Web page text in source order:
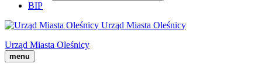
BIP
Urząd Miasta Oleśnicy
Urząd Miasta Oleśnicy
menu